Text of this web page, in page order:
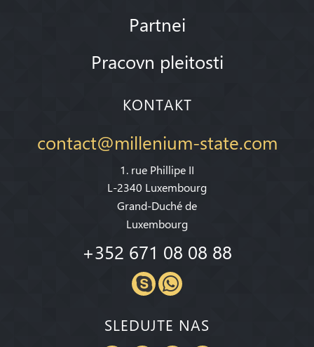
Partnei
Pracovn pleitosti
KONTAKT
contact@millenium-state.com
1. rue Phillipe II
L-2340 Luxembourg
Grand-Duché de
Luxembourg
+352 671 08 08 88
SLEDUJTE NAS